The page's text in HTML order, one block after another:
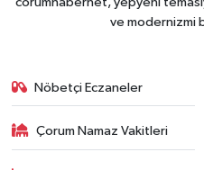
ve modernizmi
Nöbetçi Eczaneler
Çorum Namaz Vakitleri